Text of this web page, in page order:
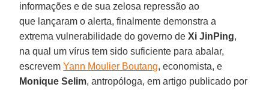
informações e de sua zelosa repressão ao
que lançaram o alerta, finalmente demonstra a
extrema vulnerabilidade do governo deXi JinPing,
na qual um vírus tem sido suficiente para abalar,
escrevemYann Moulier Boutang, economista, e
Monique Selim, antropóloga, em artigo publicado por